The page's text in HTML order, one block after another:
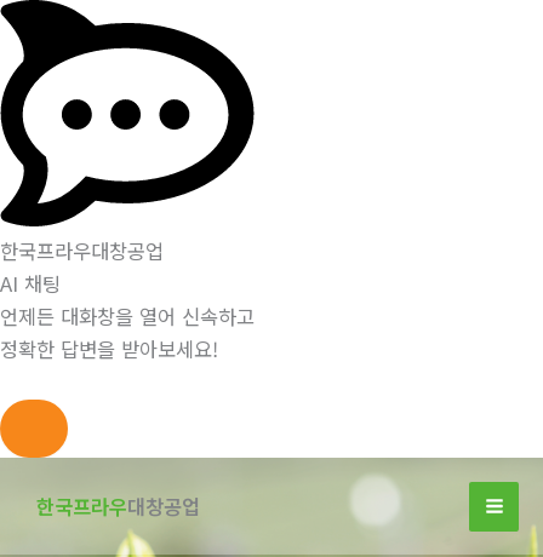
한국프라우대창공업
AI 채팅
언제든 대화창을 열어 신속하고
정확한 답변을 받아보세요!
한국프라우대창공업